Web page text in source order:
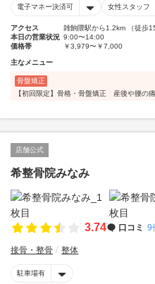
電子マネー決済可 女性スタッフ
アクセス
雑餉隈駅から1.2km （徒歩15
本日の営業状況 9:00〜14:00
価格帯
￥3,979〜￥7,000
主なメニュー
骨盤矯正
【初回限定】骨格・骨盤矯正 産後や腰の
店舗公式
希整骨院みなみ
3.74 口コミ 9
接骨・整骨 整体
駐車場有